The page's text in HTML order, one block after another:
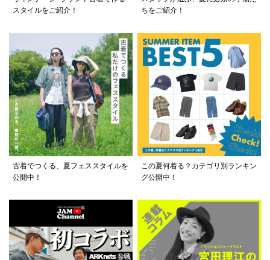
スタイルをご紹介！
ちをご紹介！
古着でつくる、夏フェススタイルを
公開中！
この夏何着る？カテゴリ別ランキン
グ公開中！